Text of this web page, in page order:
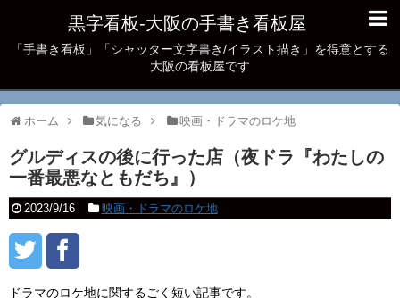
黒字看板‐大阪の手書き看板屋
「手書き看板」「シャッター文字書き/イラスト描き」を得意とする
大阪の看板屋です
ホーム 気になる 映画・ドラマのロケ地
グルディスの後に行った店（夜ドラ『わたしの
一番最悪なともだち』）
2023/9/16 映画・ドラマのロケ地
ドラマのロケ地に関するごく短い記事です。